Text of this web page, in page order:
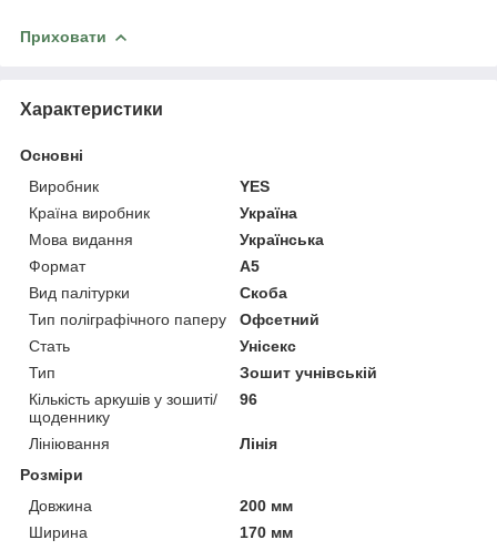
Приховати
Характеристики
Основні
Виробник
YES
Країна виробник
Україна
Мова видання
Українська
Формат
A5
Вид палітурки
Скоба
Тип поліграфічного паперу
Офсетний
Стать
Унісекс
Тип
Зошит учнівській
Кількість аркушів у зошиті/
щоденнику
96
Лініювання
Лінія
Розміри
Довжина
200 мм
Ширина
170 мм